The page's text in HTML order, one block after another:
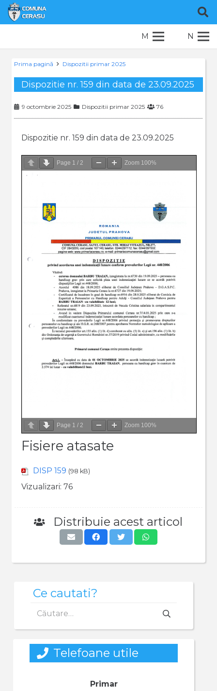
M N
Prima pagină Dispozitii primar 2025
Dispozitie nr. 159 din data de 23.09.2025
9 octombrie 2025 Dispozitii primar 2025 76
Dispozitie nr. 159 din data de 23.09.2025
Page 1 / 2 Zoom 100%
Page 1 / 2 Zoom 100%
Fisiere atasate
DISP 159 (98 kB)
Vizualizari: 76
Distribuie acest articol
Ce cautati?
după:
Telefoane utile
Primar